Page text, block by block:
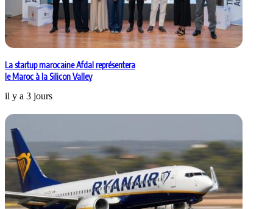
La startup marocaine Afdal représentera
le Maroc à la Silicon Valley
il y a 3 jours